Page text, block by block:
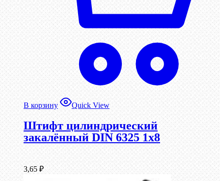
В корзину Quick View
Штифт цилиндрический
закалённый DIN 6325 1х8
3,65 ₽